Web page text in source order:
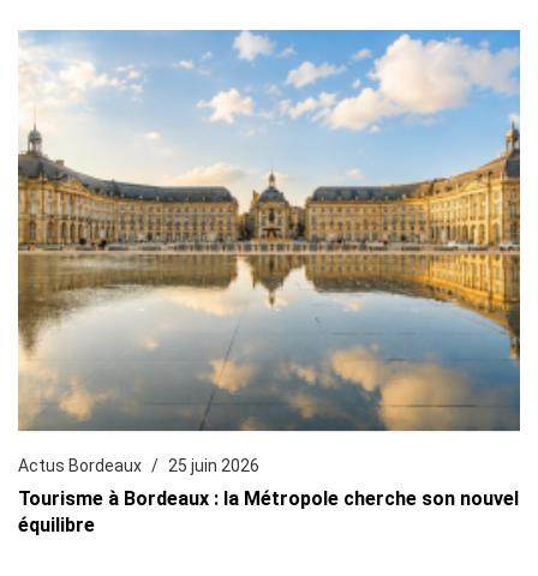
Actus Bordeaux 25 juin 2026
Tourisme à Bordeaux : la Métropole cherche son nouvel
équilibre